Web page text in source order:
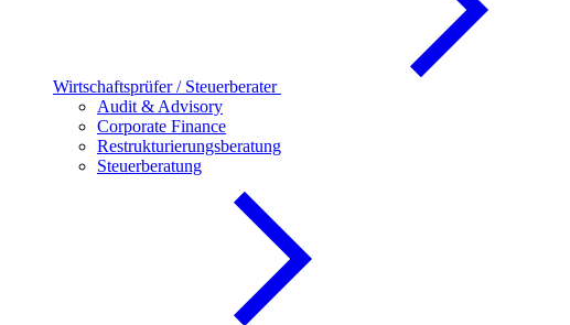
Wirtschaftsprüfer / Steuerberater
Audit & Advisory
Corporate Finance
Restrukturierungsberatung
Steuerberatung